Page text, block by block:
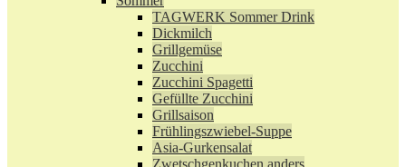
TAGWERK Sommer Drink
Dickmilch
Grillgemüse
Zucchini
Zucchini Spagetti
Gefüllte Zucchini
Grillsaison
Frühlingszwiebel-Suppe
Asia-Gurkensalat
Zwetschgenkuchen anders